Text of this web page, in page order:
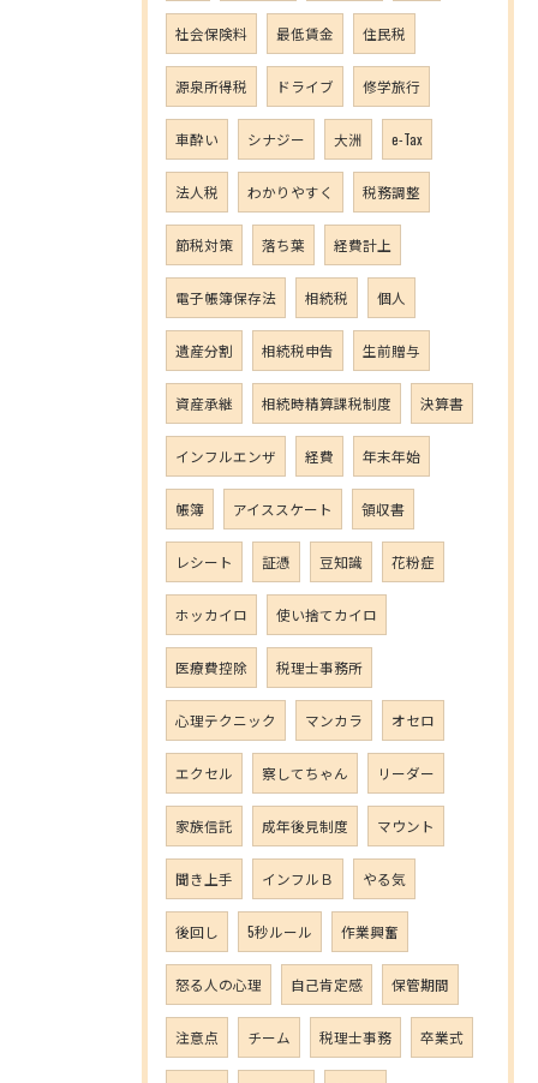
社会保険料 最低賃金 住民税
源泉所得税 ドライブ 修学旅行
車酔い シナジー 大洲 e-Tax
法人税 わかりやすく 税務調整
節税対策 落ち葉 経費計上
電子帳簿保存法 相続税 個人
遺産分割 相続税申告 生前贈与
資産承継 相続時精算課税制度 決算書
インフルエンザ 経費 年末年始
帳簿 アイススケート 領収書
レシート 証憑 豆知識 花粉症
ホッカイロ 使い捨てカイロ
医療費控除 税理士事務所
心理テクニック マンカラ オセロ
エクセル 察してちゃん リーダー
家族信託 成年後見制度 マウント
聞き上手 インフルＢ やる気
後回し 5秒ルール 作業興奮
怒る人の心理 自己肯定感 保管期間
注意点 チーム 税理士事務 卒業式